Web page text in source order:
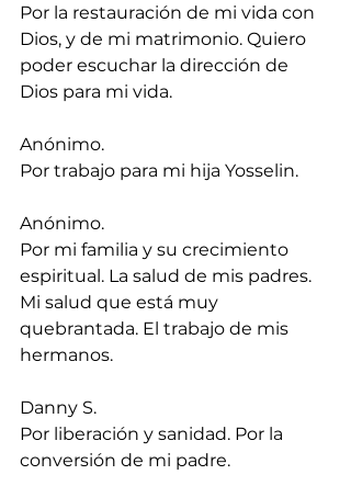
Por la restauración de mi vida con
Dios, y de mi matrimonio. Quiero
poder escuchar la dirección de
Dios para mi vida.
Anónimo.
Por trabajo para mi hija Yosselin.
Anónimo.
Por mi familia y su crecimiento
espiritual. La salud de mis padres.
⁠Mi salud que está muy
quebrantada. El trabajo de mis
hermanos.⁠
Danny S.
Por liberación y sanidad. Por la
conversión de mi padre.